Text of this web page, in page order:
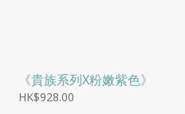
《貴族系列X粉嫩紫色》
HK$928.00